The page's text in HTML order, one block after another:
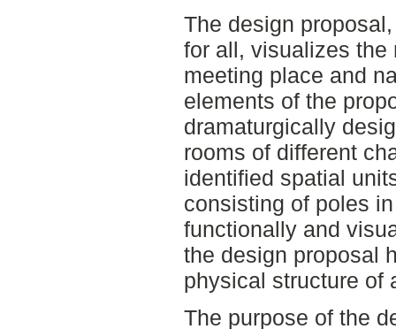
The design
for all, visualizes the
meeting place and
elements of the
dramaturgically
rooms of different
identified spatial
consisting of poles
functionally and
the design proposal
physical structure of
The purpose of the